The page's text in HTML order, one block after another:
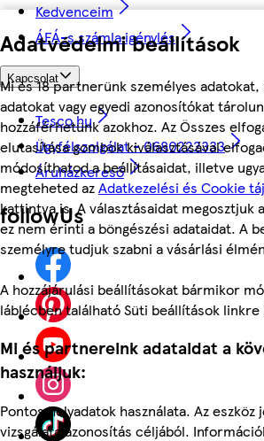
Adatvédelmi beállítások
Mi és 18 partnerünk személyes
adatokat vagy egyedi azonosítókat
hozzáférhetünk azokhoz. Az Összes
elutasítása gombok kiválasztásával
módosíthatod a beállításaidat, illetve
megteheted azAdatkezelési és Cookie
kattintva is. A választásaidat
ez nem érinti a böngészési adataidat. A
személyre tudjuk szabni a vásárlási
A hozzájárulási beállításokat bármikor
láblécben található Süti beállítások
Mi és partnereink adataidat a
használjuk:
Pontos helyadatok használata. Az
vizsgálata azonosítás céljából.
Kedvenceim
ÁFÁ-s számla igénylés
Kapcsolat
Tesco.hu
Ügyfélszolgálat - 0680222333
Áruházkereső
followUs